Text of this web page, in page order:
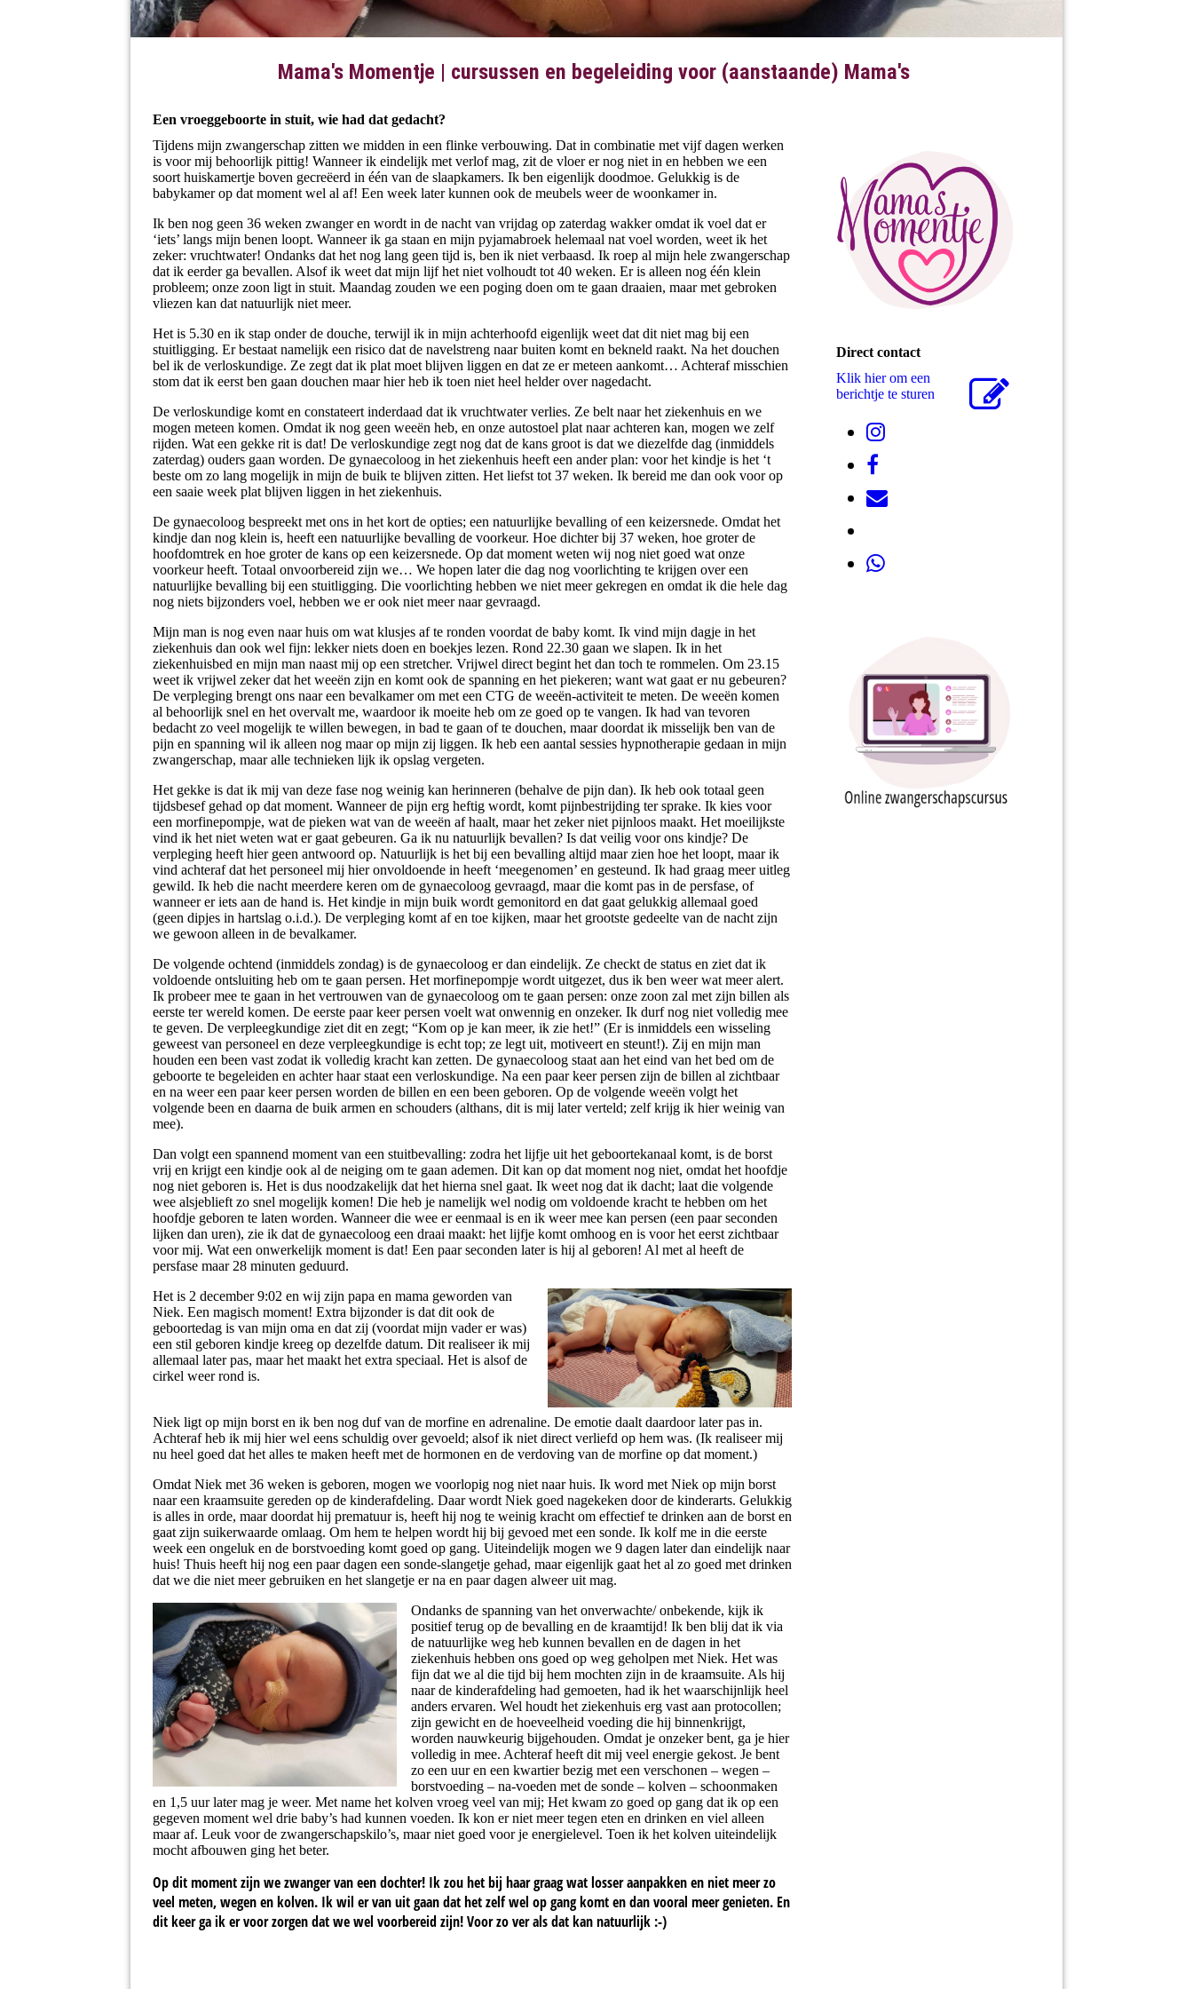
Mama's Momentje | cursussen en begeleiding voor (aanstaande) Mama's
Een vroeggeboorte in stuit, wie had dat gedacht?
Tijdens mijn zwangerschap zitten we midden in een flinke verbouwing. Dat in combinatie met vijf dagen werken
is voor mij behoorlijk pittig! Wanneer ik eindelijk met verlof mag, zit de vloer er nog niet in en hebben we een
soort huiskamertje boven gecreëerd in één van de slaapkamers. Ik ben eigenlijk doodmoe. Gelukkig is de
babykamer op dat moment wel al af! Een week later kunnen ook de meubels weer de woonkamer in.
Ik ben nog geen 36 weken zwanger en wordt in de nacht van vrijdag op zaterdag wakker omdat ik voel dat er
‘iets’ langs mijn benen loopt. Wanneer ik ga staan en mijn pyjamabroek helemaal nat voel worden, weet ik het
zeker: vruchtwater! Ondanks dat het nog lang geen tijd is, ben ik niet verbaasd. Ik roep al mijn hele zwangerschap
dat ik eerder ga bevallen. Alsof ik weet dat mijn lijf het niet volhoudt tot 40 weken. Er is alleen nog één klein
probleem; onze zoon ligt in stuit. Maandag zouden we een poging doen om te gaan draaien, maar met gebroken
vliezen kan dat natuurlijk niet meer.
Het is 5.30 en ik stap onder de douche, terwijl ik in mijn achterhoofd eigenlijk weet dat dit niet mag bij een
stuitligging. Er bestaat namelijk een risico dat de navelstreng naar buiten komt en bekneld raakt. Na het douchen
bel ik de verloskundige. Ze zegt dat ik plat moet blijven liggen en dat ze er meteen aankomt… Achteraf misschien
stom dat ik eerst ben gaan douchen maar hier heb ik toen niet heel helder over nagedacht.
De verloskundige komt en constateert inderdaad dat ik vruchtwater verlies. Ze belt naar het ziekenhuis en we
mogen meteen komen. Omdat ik nog geen weeën heb, en onze autostoel plat naar achteren kan, mogen we zelf
rijden. Wat een gekke rit is dat! De verloskundige zegt nog dat de kans groot is dat we diezelfde dag (inmiddels
zaterdag) ouders gaan worden. De gynaecoloog in het ziekenhuis heeft een ander plan: voor het kindje is het ‘t
beste om zo lang mogelijk in mijn de buik te blijven zitten. Het liefst tot 37 weken. Ik bereid me dan ook voor op
een saaie week plat blijven liggen in het ziekenhuis.
De gynaecoloog bespreekt met ons in het kort de opties; een natuurlijke bevalling of een keizersnede. Omdat het
kindje dan nog klein is, heeft een natuurlijke bevalling de voorkeur. Hoe dichter bij 37 weken, hoe groter de
hoofdomtrek en hoe groter de kans op een keizersnede. Op dat moment weten wij nog niet goed wat onze
voorkeur heeft. Totaal onvoorbereid zijn we… We hopen later die dag nog voorlichting te krijgen over een
natuurlijke bevalling bij een stuitligging. Die voorlichting hebben we niet meer gekregen en omdat ik die hele dag
nog niets bijzonders voel, hebben we er ook niet meer naar gevraagd.
Mijn man is nog even naar huis om wat klusjes af te ronden voordat de baby komt. Ik vind mijn dagje in het
ziekenhuis dan ook wel fijn: lekker niets doen en boekjes lezen. Rond 22.30 gaan we slapen. Ik in het
ziekenhuisbed en mijn man naast mij op een stretcher. Vrijwel direct begint het dan toch te rommelen. Om 23.15
weet ik vrijwel zeker dat het weeën zijn en komt ook de spanning en het piekeren; want wat gaat er nu gebeuren?
De verpleging brengt ons naar een bevalkamer om met een CTG de weeën-activiteit te meten. De weeën komen
al behoorlijk snel en het overvalt me, waardoor ik moeite heb om ze goed op te vangen. Ik had van tevoren
bedacht zo veel mogelijk te willen bewegen, in bad te gaan of te douchen, maar doordat ik misselijk ben van de
pijn en spanning wil ik alleen nog maar op mijn zij liggen. Ik heb een aantal sessies hypnotherapie gedaan in mijn
zwangerschap, maar alle technieken lijk ik opslag vergeten.
Het gekke is dat ik mij van deze fase nog weinig kan herinneren (behalve de pijn dan). Ik heb ook totaal geen
tijdsbesef gehad op dat moment. Wanneer de pijn erg heftig wordt, komt pijnbestrijding ter sprake. Ik kies voor
een morfinepompje, wat de pieken wat van de weeën af haalt, maar het zeker niet pijnloos maakt. Het moeilijkste
vind ik het niet weten wat er gaat gebeuren. Ga ik nu natuurlijk bevallen? Is dat veilig voor ons kindje? De
verpleging heeft hier geen antwoord op. Natuurlijk is het bij een bevalling altijd maar zien hoe het loopt, maar ik
vind achteraf dat het personeel mij hier onvoldoende in heeft ‘meegenomen’ en gesteund. Ik had graag meer uitleg
gewild. Ik heb die nacht meerdere keren om de gynaecoloog gevraagd, maar die komt pas in de persfase, of
wanneer er iets aan de hand is. Het kindje in mijn buik wordt gemonitord en dat gaat gelukkig allemaal goed
(geen dipjes in hartslag o.i.d.). De verpleging komt af en toe kijken, maar het grootste gedeelte van de nacht zijn
we gewoon alleen in de bevalkamer.
De volgende ochtend (inmiddels zondag) is de gynaecoloog er dan eindelijk. Ze checkt de status en ziet dat ik
voldoende ontsluiting heb om te gaan persen. Het morfinepompje wordt uitgezet, dus ik ben weer wat meer alert.
Ik probeer mee te gaan in het vertrouwen van de gynaecoloog om te gaan persen: onze zoon zal met zijn billen als
eerste ter wereld komen. De eerste paar keer persen voelt wat onwennig en onzeker. Ik durf nog niet volledig mee
te geven. De verpleegkundige ziet dit en zegt; “Kom op je kan meer, ik zie het!” (Er is inmiddels een wisseling
geweest van personeel en deze verpleegkundige is echt top; ze legt uit, motiveert en steunt!). Zij en mijn man
houden een been vast zodat ik volledig kracht kan zetten. De gynaecoloog staat aan het eind van het bed om de
geboorte te begeleiden en achter haar staat een verloskundige. Na een paar keer persen zijn de billen al zichtbaar
en na weer een paar keer persen worden de billen en een been geboren. Op de volgende weeën volgt het
volgende been en daarna de buik armen en schouders (althans, dit is mij later verteld; zelf krijg ik hier weinig van
mee).
Dan volgt een spannend moment van een stuitbevalling: zodra het lijfje uit het geboortekanaal komt, is de borst
vrij en krijgt een kindje ook al de neiging om te gaan ademen. Dit kan op dat moment nog niet, omdat het hoofdje
nog niet geboren is. Het is dus noodzakelijk dat het hierna snel gaat. Ik weet nog dat ik dacht; laat die volgende
wee alsjeblieft zo snel mogelijk komen! Die heb je namelijk wel nodig om voldoende kracht te hebben om het
hoofdje geboren te laten worden. Wanneer die wee er eenmaal is en ik weer mee kan persen (een paar seconden
lijken dan uren), zie ik dat de gynaecoloog een draai maakt: het lijfje komt omhoog en is voor het eerst zichtbaar
voor mij. Wat een onwerkelijk moment is dat! Een paar seconden later is hij al geboren! Al met al heeft de
persfase maar 28 minuten geduurd.
Het is 2 december 9:02 en wij zijn papa en mama geworden van
Niek. Een magisch moment! Extra bijzonder is dat dit ook de
geboortedag is van mijn oma en dat zij (voordat mijn vader er was)
een stil geboren kindje kreeg op dezelfde datum. Dit realiseer ik mij
allemaal later pas, maar het maakt het extra speciaal. Het is alsof de
cirkel weer rond is.
Niek ligt op mijn borst en ik ben nog duf van de morfine en adrenaline. De emotie daalt daardoor later pas in.
Achteraf heb ik mij hier wel eens schuldig over gevoeld; alsof ik niet direct verliefd op hem was. (Ik realiseer mij
nu heel goed dat het alles te maken heeft met de hormonen en de verdoving van de morfine op dat moment.)
Omdat Niek met 36 weken is geboren, mogen we voorlopig nog niet naar huis. Ik word met Niek op mijn borst
naar een kraamsuite gereden op de kinderafdeling. Daar wordt Niek goed nagekeken door de kinderarts. Gelukkig
is alles in orde, maar doordat hij prematuur is, heeft hij nog te weinig kracht om effectief te drinken aan de borst en
gaat zijn suikerwaarde omlaag. Om hem te helpen wordt hij bij gevoed met een sonde. Ik kolf me in die eerste
week een ongeluk en de borstvoeding komt goed op gang. Uiteindelijk mogen we 9 dagen later dan eindelijk naar
huis! Thuis heeft hij nog een paar dagen een sonde-slangetje gehad, maar eigenlijk gaat het al zo goed met drinken
dat we die niet meer gebruiken en het slangetje er na en paar dagen alweer uit mag.
Ondanks de spanning van het onverwachte/ onbekende, kijk ik
positief terug op de bevalling en de kraamtijd! Ik ben blij dat ik via
de natuurlijke weg heb kunnen bevallen en de dagen in het
ziekenhuis hebben ons goed op weg geholpen met Niek. Het was
fijn dat we al die tijd bij hem mochten zijn in de kraamsuite. Als hij
naar de kinderafdeling had gemoeten, had ik het waarschijnlijk heel
anders ervaren. Wel houdt het ziekenhuis erg vast aan protocollen;
zijn gewicht en de hoeveelheid voeding die hij binnenkrijgt,
worden nauwkeurig bijgehouden. Omdat je onzeker bent, ga je hier
volledig in mee. Achteraf heeft dit mij veel energie gekost. Je bent
zo een uur en een kwartier bezig met een verschonen – wegen –
borstvoeding – na-voeden met de sonde – kolven – schoonmaken
en 1,5 uur later mag je weer. Met name het kolven vroeg veel van mij; Het kwam zo goed op gang dat ik op een
gegeven moment wel drie baby’s had kunnen voeden. Ik kon er niet meer tegen eten en drinken en viel alleen
maar af. Leuk voor de zwangerschapskilo’s, maar niet goed voor je energielevel. Toen ik het kolven uiteindelijk
mocht afbouwen ging het beter.
Op dit moment zijn we zwanger van een dochter! Ik zou het bij haar graag wat losser aanpakken en niet meer zo
veel meten, wegen en kolven. Ik wil er van uit gaan dat het zelf wel op gang komt en dan vooral meer genieten. En
dit keer ga ik er voor zorgen dat we wel voorbereid zijn! Voor zo ver als dat kan natuurlijk :-)
Direct contact
Klik hier om een
berichtje te sturen